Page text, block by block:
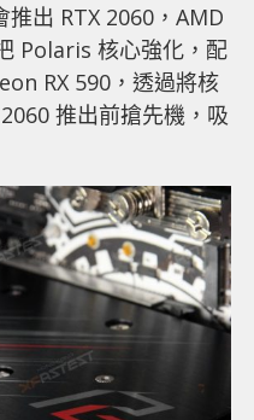
出 RTX 2060，AMD
Polaris 核心強化，配
RX 590，透過將核
推出前搶先機，吸